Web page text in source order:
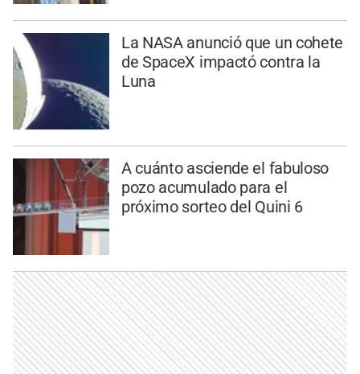
La NASA anunció que un cohete
de SpaceX impactó contra la
Luna
A cuánto asciende el fabuloso
pozo acumulado para el
próximo sorteo del Quini 6